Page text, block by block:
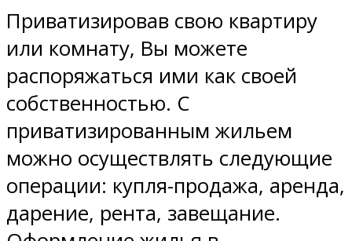
Приватизировав свою квартиру
или комнату, Вы можете
распоряжаться ими как своей
собственностью. С
приватизированным жильем
можно осуществлять следующие
операции: купля-продажа, аренда,
дарение, рента, завещание.